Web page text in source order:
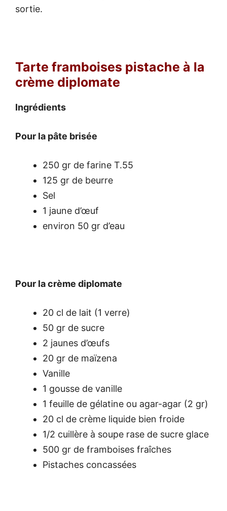
sortie.
Tarte framboises pistache à la
crème diplomate
Ingrédients
Pour la pâte brisée
250 gr de farine T.55
125 gr de beurre
Sel
1 jaune d’œuf
environ 50 gr d’eau
Pour la crème diplomate
20 cl de lait (1 verre)
50 gr de sucre
2 jaunes d’œufs
20 gr de maïzena
Vanille
1 gousse de vanille
1 feuille de gélatine ou agar-agar (2 gr)
20 cl de crème liquide bien froide
1/2 cuillère à soupe rase de sucre glace
500 gr de framboises fraîches
Pistaches concassées